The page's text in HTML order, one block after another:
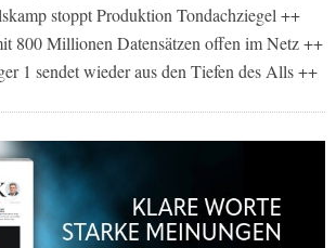
stoppt Produktion Tondachziegel ++
800 Millionen Datensätzen offen im Netz ++
1 sendet wieder aus den Tiefen des Alls ++